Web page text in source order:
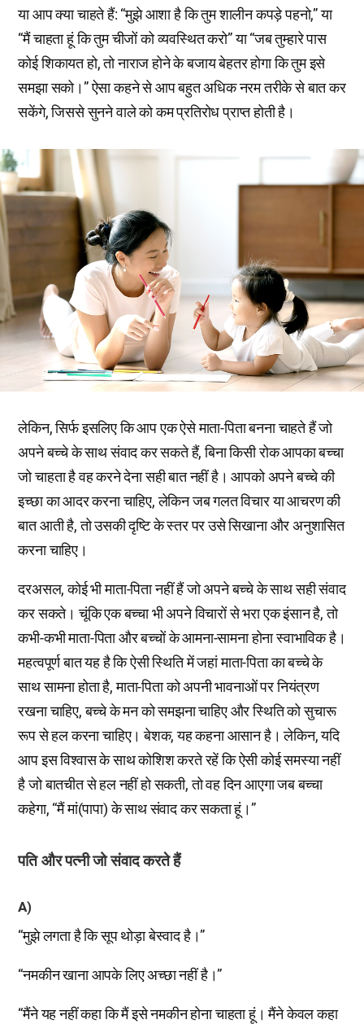
या आप क्या चाहते हैं: “मुझे आशा है कि तुम शालीन कपड़े पहनो,” या
“मैं चाहता हूं कि तुम चीजों को व्यवस्थित करो” या “जब तुम्हारे पास
कोई शिकायत हो, तो नाराज होने के बजाय बेहतर होगा कि तुम इसे
समझा सको।” ऐसा कहने से आप बहुत अधिक नरम तरीके से बात कर
सकेंगे, जिससे सुनने वाले को कम प्रतिरोध प्राप्त होती है।
लेकिन, सिर्फ इसलिए कि आप एक ऐसे माता-पिता बनना चाहते हैं जो
अपने बच्चे के साथ संवाद कर सकते हैं, बिना किसी रोक आपका बच्चा
जो चाहता है वह करने देना सही बात नहीं है। आपको अपने बच्चे की
इच्छा का आदर करना चाहिए, लेकिन जब गलत विचार या आचरण की
बात आती है, तो उसकी दृष्टि के स्तर पर उसे सिखाना और अनुशासित
करना चाहिए।
दरअसल, कोई भी माता-पिता नहीं हैं जो अपने बच्चे के साथ सही संवाद
कर सकते। चूंकि एक बच्चा भी अपने विचारों से भरा एक इंसान है, तो
कभी-कभी माता-पिता और बच्चों के आमना-सामना होना स्वाभाविक है।
महत्वपूर्ण बात यह है कि ऐसी स्थिति में जहां माता-पिता का बच्चे के
साथ सामना होता है, माता-पिता को अपनी भावनाओं पर नियंत्रण
रखना चाहिए, बच्चे के मन को समझना चाहिए और स्थिति को सुचारू
रूप से हल करना चाहिए। बेशक, यह कहना आसान है। लेकिन, यदि
आप इस विश्वास के साथ कोशिश करते रहें कि ऐसी कोई समस्या नहीं
है जो बातचीत से हल नहीं हो सकती, तो वह दिन आएगा जब बच्चा
कहेगा, “मैं मां(पापा) के साथ संवाद कर सकता हूं।”
पति और पत्नी जो संवाद करते हैं
A)
“मुझे लगता है कि सूप थोड़ा बेस्वाद है।”
“नमकीन खाना आपके लिए अच्छा नहीं है।”
“मैंने यह नहीं कहा कि मैं इसे नमकीन होना चाहता हूं। मैंने केवल कहा